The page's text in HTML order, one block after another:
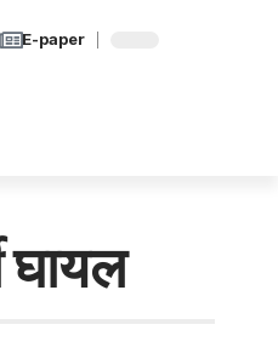
E-paper
घायल